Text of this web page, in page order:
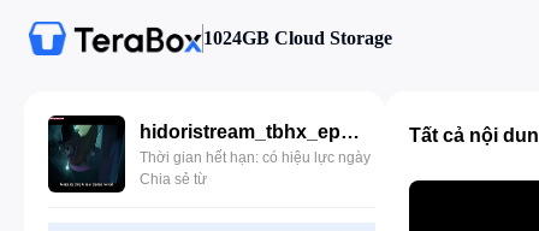
1024GB Cloud Storage
hidoristream_tbhx_eps_24.mp4
Thời gian hết hạn: có hiệu lực ngày
Chia sẻ từ
Tất cả nội